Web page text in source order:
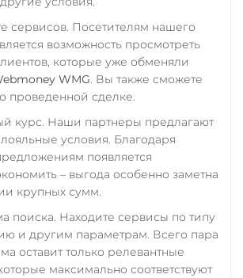
RUB KZT QR RUB
СБП RUB
Счет ИП/ООО
RUB USD EUR
Тинькофф
RUB QR RUB
Фридом Банк KZT
Центр Кредит KZT
сервисов. Посетителям нашего
возможность просмотреть
которые уже обменяли
WMG. Вы также сможете
проведенной сделке.
курс. Наши партнеры предлагают
условия. Благодаря
появляется
– выгода особенно заметна
крупных сумм.
поиска. Находите сервисы по типу
и другим параметрам. Всего пара
оставит только релевантные
максимально соответствуют